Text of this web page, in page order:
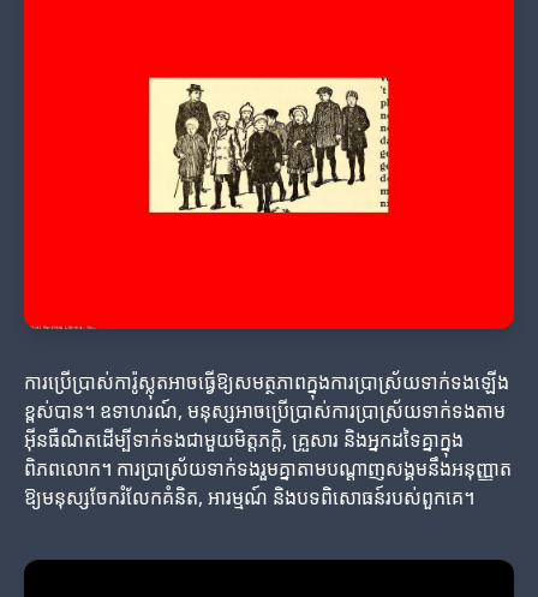
ការប្រើប្រាស់ការ៉ូស្លុតអាចធ្វើឱ្យសមត្ថភាពក្នុងការប្រាស្រ័យទាក់ទងឡើង
ខ្ពស់បាន។ ឧទាហរណ៍, មនុស្សអាចប្រើប្រាស់ការប្រាស្រ័យទាក់ទងតាម
អ៊ីនធឺណិតដើម្បីទាក់ទងជាមួយមិត្តភក្តិ, គ្រួសារ និងអ្នកដទៃគ្នាក្នុង
ពិភពលោក។ ការប្រាស្រ័យទាក់ទងរួមគ្នាតាមបណ្តាញសង្គមនឹងអនុញ្ញាត
ឱ្យមនុស្សចែករំលែកគំនិត, អារម្មណ៍ និងបទពិសោធន៍របស់ពួកគេ។